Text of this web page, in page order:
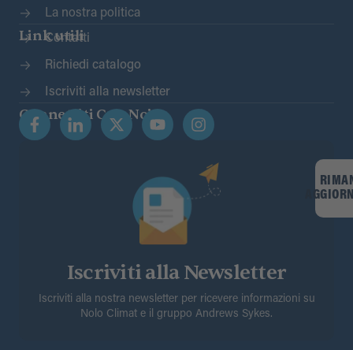
La nostra politica
Link utili
Contatti
Richiedi catalogo
Iscriviti alla newsletter
Connettiti Con Noi
Iscriviti alla Newsletter
Iscriviti alla nostra newsletter per ricevere informazioni su
Nolo Climat e il gruppo Andrews Sykes.